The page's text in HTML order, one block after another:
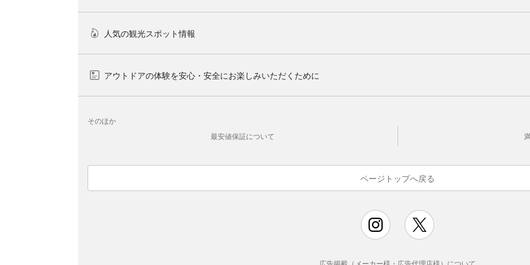
人気の観光スポット情報
アウトドアの体験を安心・安全にお楽しみいただくために
そのほか
最安値保証について
ページトップへ戻る
広告掲載（メーカー様・広告代理店様）について